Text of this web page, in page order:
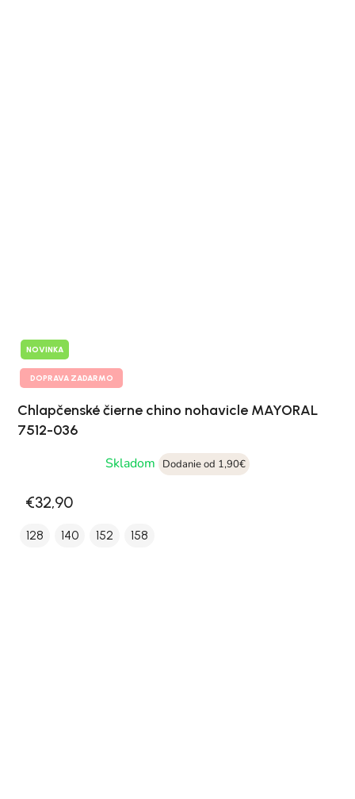
NOVINKA
DOPRAVA ZADARMO
Chlapčenské čierne chino nohavicle MAYORAL
7512-036
Skladom
Dodanie od 1,90€
€32,90
128 140 152 158